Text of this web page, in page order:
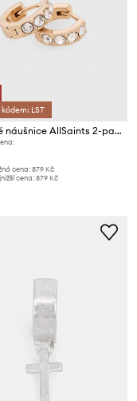
LST
Stříbrné náušnice AllSaints 2-pack
cena:879 Kč
cena:879 Kč